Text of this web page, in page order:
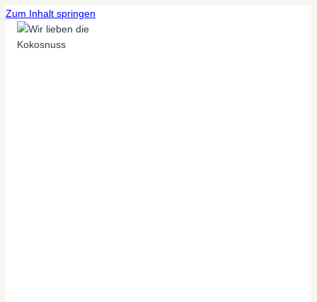
Zum Inhalt springen